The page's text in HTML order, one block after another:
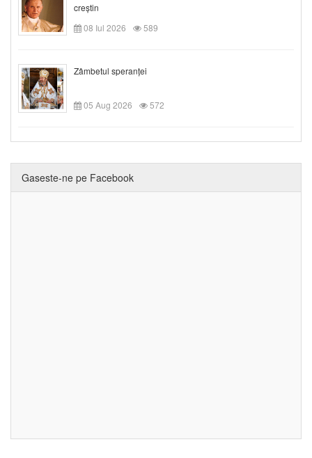
creștin
08 Iul 2026
589
Zâmbetul speranței
05 Aug 2026 572
Gaseste-ne pe Facebook